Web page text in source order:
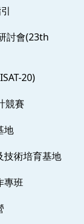
討會(23th
20)
競賽
地
技術培育基地
專班